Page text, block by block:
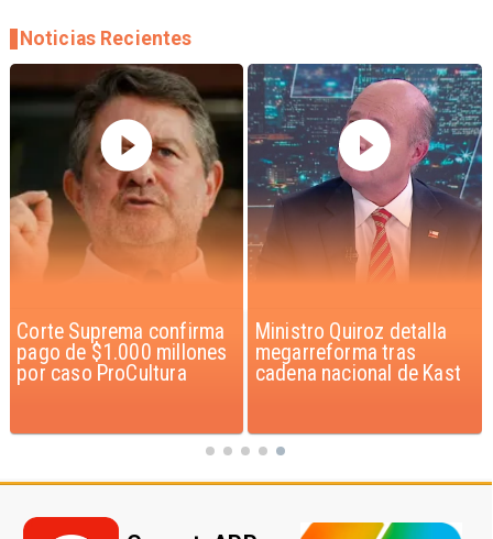
Ministro Quiroz detalla
megarreforma tras
cadena nacional de Kast
Gobierno evalúa nuevo
estado de excepción en
barrios con alta
Noticias Recientes